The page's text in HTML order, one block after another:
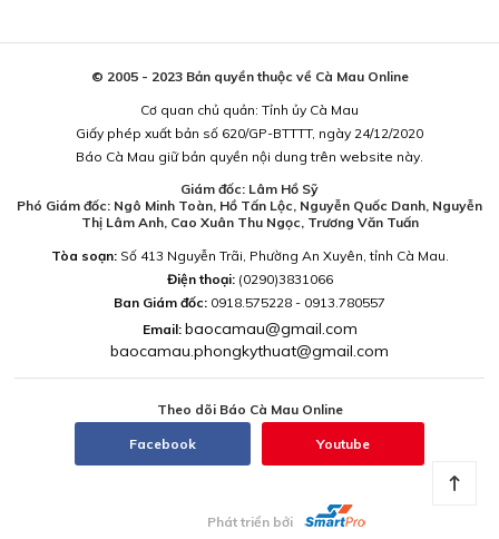
© 2005 - 2023 Bản quyền thuộc về Cà Mau Online
Cơ quan chủ quản: Tỉnh ủy Cà Mau
Giấy phép xuất bản số 620/GP-BTTTT, ngày 24/12/2020
Báo Cà Mau giữ bản quyền nội dung trên website này.
Giám đốc: Lâm Hồ Sỹ
Phó Giám đốc: Ngô Minh Toàn, Hồ Tấn Lộc, Nguyễn Quốc Danh, Nguyễn
Thị Lâm Anh, Cao Xuân Thu Ngọc, Trương Văn Tuấn
Tòa soạn:Số 413 Nguyễn Trãi, Phường An Xuyên, tỉnh Cà Mau.
Điện thoại: (0290)3831066
Ban Giám đốc: 0918.575228 - 0913.780557
Email: baocamau@gmail.com
baocamau.phongkythuat@gmail.com
Theo dõi Báo Cà Mau Online
Facebook Youtube
Phát triển bởi